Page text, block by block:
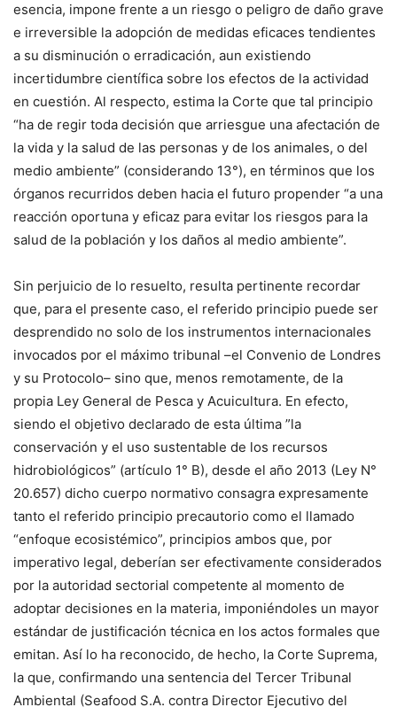
esencia, impone frente a un riesgo o peligro de daño grave
e irreversible la adopción de medidas eficaces tendientes
a su disminución o erradicación, aun existiendo
incertidumbre científica sobre los efectos de la actividad
en cuestión. Al respecto, estima la Corte que tal principio
“ha de regir toda decisión que arriesgue una afectación de
la vida y la salud de las personas y de los animales, o del
medio ambiente” (considerando 13°), en términos que los
órganos recurridos deben hacia el futuro propender “a una
reacción oportuna y eficaz para evitar los riesgos para la
salud de la población y los daños al medio ambiente”.
Sin perjuicio de lo resuelto, resulta pertinente recordar
que, para el presente caso, el referido principio puede ser
desprendido no solo de los instrumentos internacionales
invocados por el máximo tribunal –el Convenio de Londres
y su Protocolo– sino que, menos remotamente, de la
propia Ley General de Pesca y Acuicultura. En efecto,
siendo el objetivo declarado de esta última ”la
conservación y el uso sustentable de los recursos
hidrobiológicos” (artículo 1° B), desde el año 2013 (Ley N°
20.657) dicho cuerpo normativo consagra expresamente
tanto el referido principio precautorio como el llamado
“enfoque ecosistémico”, principios ambos que, por
imperativo legal, deberían ser efectivamente considerados
por la autoridad sectorial competente al momento de
adoptar decisiones en la materia, imponiéndoles un mayor
estándar de justificación técnica en los actos formales que
emitan. Así lo ha reconocido, de hecho, la Corte Suprema,
la que, confirmando una sentencia del Tercer Tribunal
Ambiental (Seafood S.A. contra Director Ejecutivo del